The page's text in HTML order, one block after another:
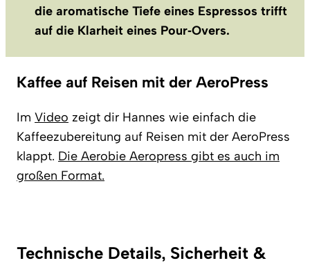
die aromatische Tiefe eines Espressos trifft
auf die Klarheit eines Pour‑Overs.
Kaffee auf Reisen mit der AeroPress
Im Video zeigt dir Hannes wie einfach die
Kaffeezubereitung auf Reisen mit der AeroPress
klappt. Die Aerobie Aeropress gibt es auch im
großen Format.
Technische Details, Sicherheit &